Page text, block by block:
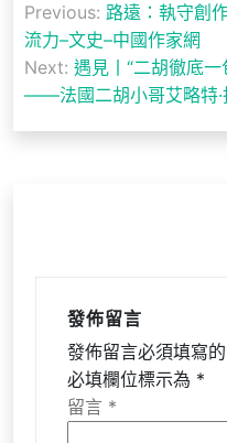
章
導
覽
Previous: 路遠：執守創
流力–文史–中國作家網
Next: 遇見丨“二胡徹底
——法國二胡小哥艾略特·
發佈留言
發佈留言必須填寫
必填欄位標示為 *
留言 *